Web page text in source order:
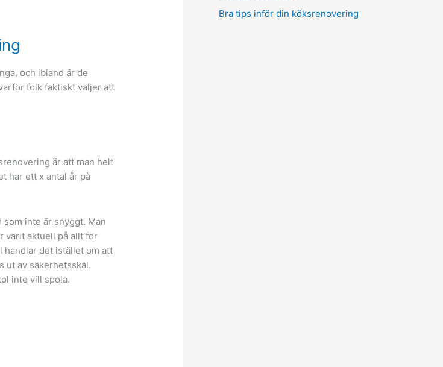
och ibland är de
folk faktiskt väljer att
är att man helt
har ett x antal år på
inte är snyggt. Man
varit aktuell på allt för
handlar det istället om att
ut av säkerhetsskäl.
inte vill spola.
Bra tips inför din köksrenovering